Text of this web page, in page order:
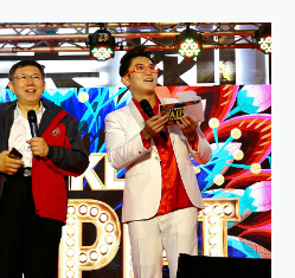
防窺黑科技 Galaxy S26 Ultra系列保護貼怎麼選？imos AR 低反光玻璃、藍寶石鏡頭貼與軍規防摔殼完整開箱評價
AI 支付 一錶搞定大小事 Xiaomi Watch 5 開箱 評測
超驚艷 讓人一眼就愛上 LENOVO 聯想 Yoga Book 9 14吋 AI輕薄筆電 開箱 評測
美到讓人超想擁有 moto pad 60 系列 與 Moto | Swarovski razr 60 冰藍限定版本 開箱 評測
好用的 EaseUS Partition Master 讓您輕鬆的移除與格式化有防寫保護的隨身碟或SD卡
一鍵修復模糊影片、舊照的 AI 好幫手! VideoProc Converter AI 新版全解析 × 年末優惠，一篇全看懂
小朋友才做選擇 投影機 RGB藍牙音響 氛圍情境燈 我通通都要！ Starfish 2 幻彩膠囊投影機｜結合「 智慧投影 & 煥彩流動 」的沈浸式生活新體驗